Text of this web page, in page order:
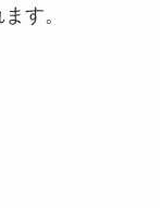
す。